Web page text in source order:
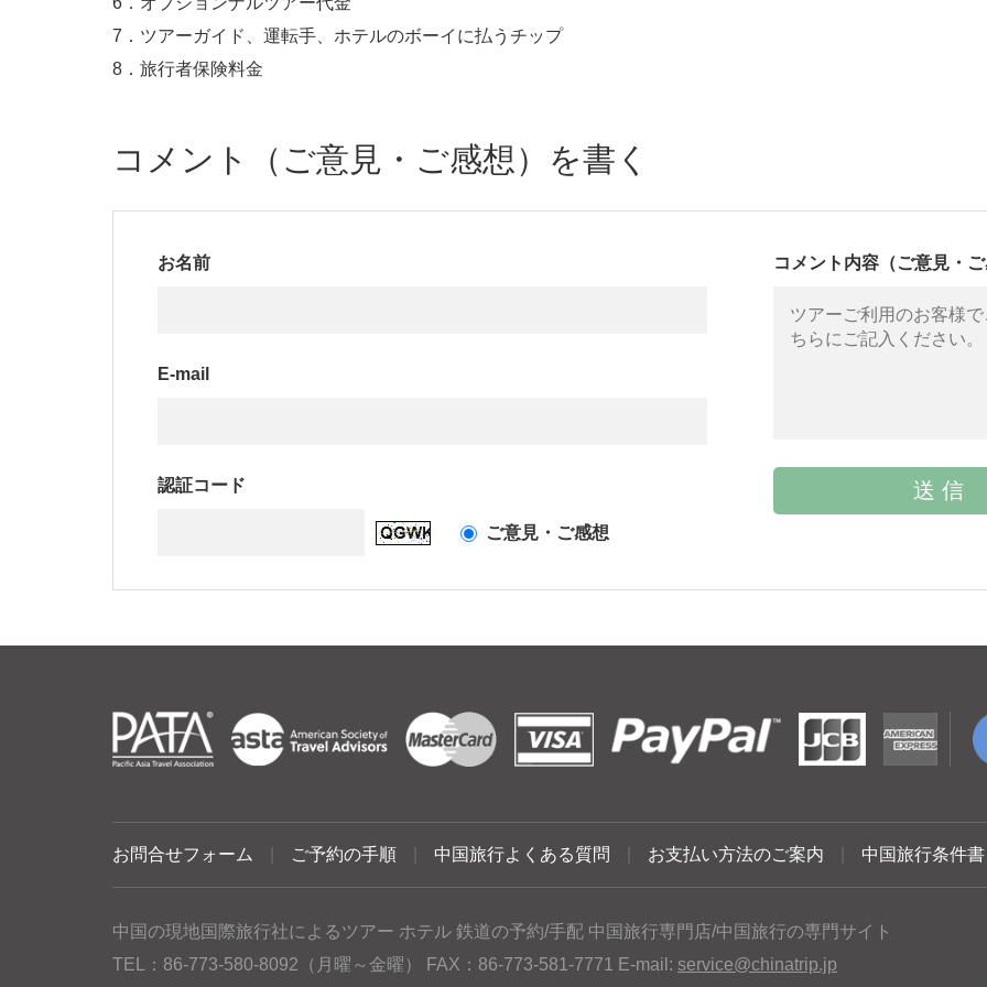
7．ツアーガイド、運転手、ホテルのボーイに払うチップ
8．旅行者保険料金
コメント（ご意見・ご感想）を書く
お名前
E-mail
認証コード
ご意見・ご感想
コメント内容（ご意見・
お問合せフォーム ご予約の手順 中国旅行よくある質問 お支払い方法のご案内 中国旅行条件書
中国の現地国際旅行社によるツアー ホテル 鉄道の予約/手配 中国旅行専門店/中国旅行の専門サイト
TEL：86-773-580-8092（月曜～金曜） FAX：86-773-581-7771 E-mail: service@chinatrip.jp